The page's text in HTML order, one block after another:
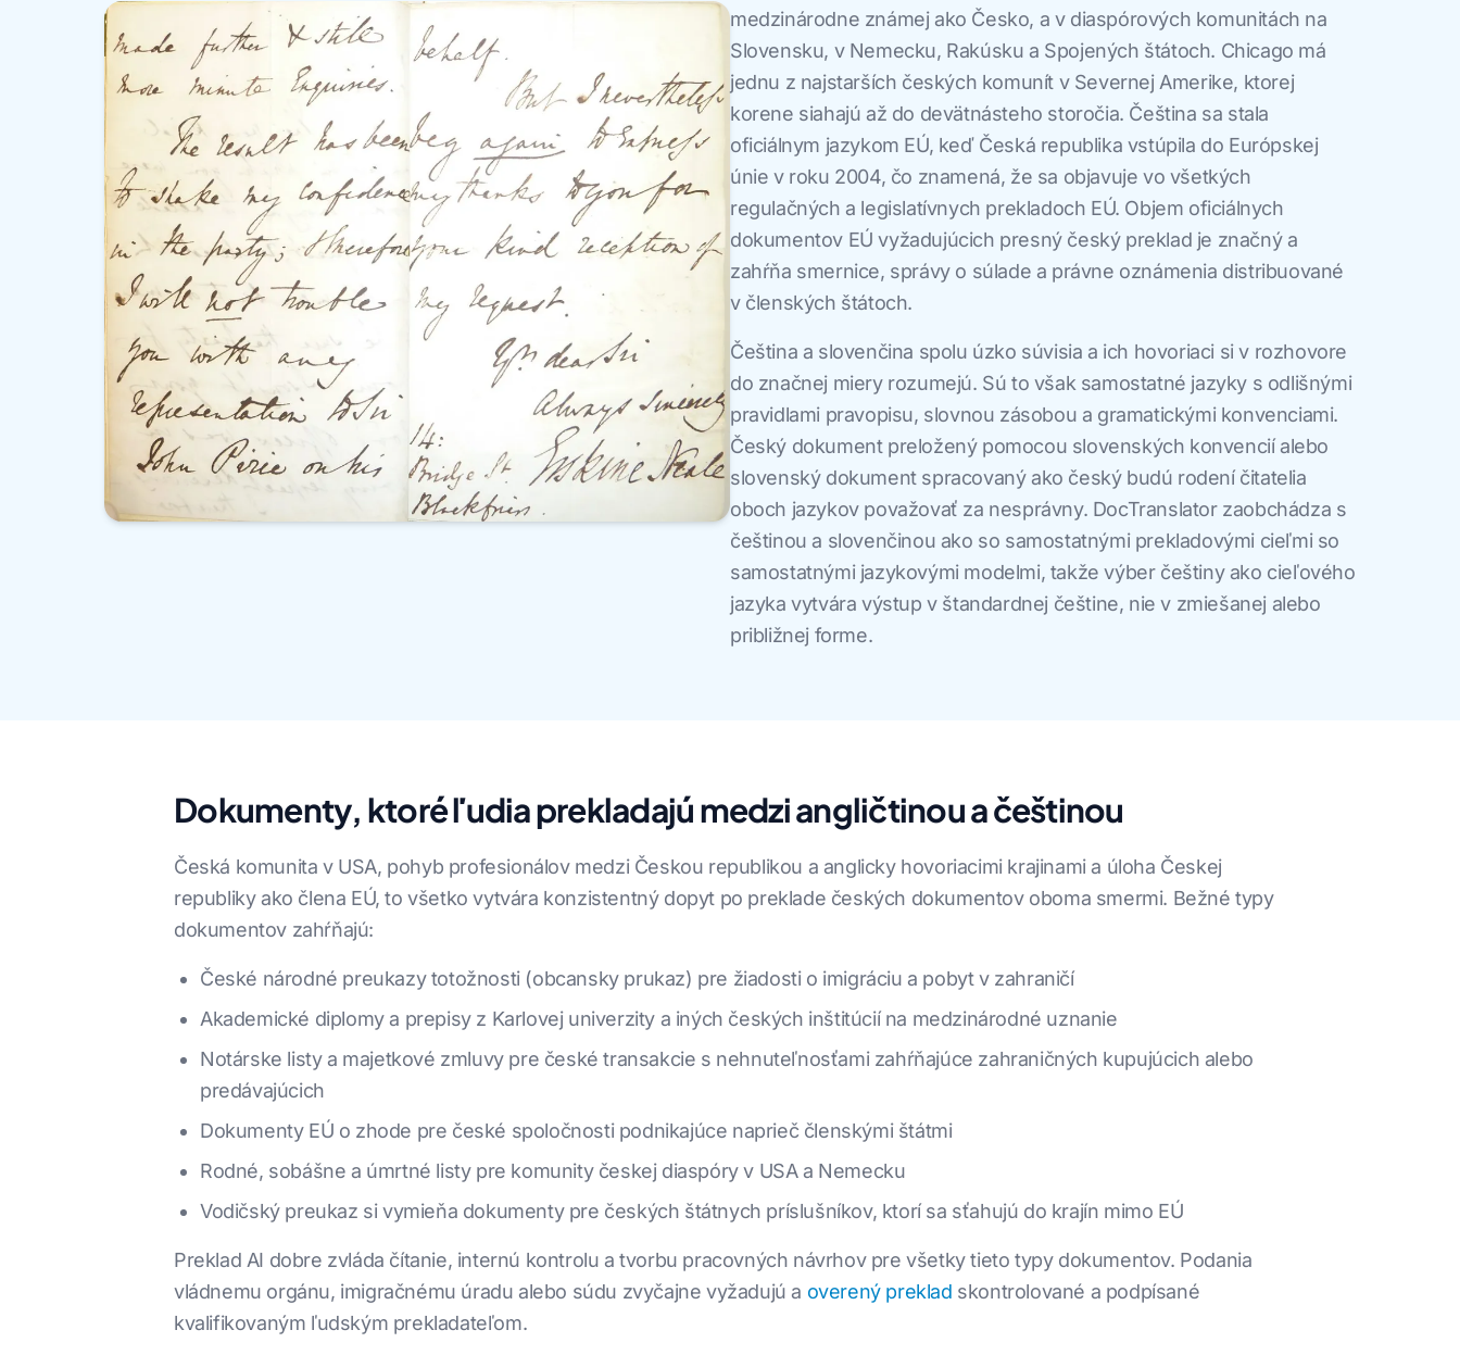
medzinárodne známej ako Česko, a v diaspórových komunitách na
Slovensku, v Nemecku, Rakúsku a Spojených štátoch. Chicago má
jednu z najstarších českých komunít v Severnej Amerike, ktorej
korene siahajú až do devätnásteho storočia. Čeština sa stala
oficiálnym jazykom EÚ, keď Česká republika vstúpila do Európskej
únie v roku 2004, čo znamená, že sa objavuje vo všetkých
regulačných a legislatívnych prekladoch EÚ. Objem oficiálnych
dokumentov EÚ vyžadujúcich presný český preklad je značný a
zahŕňa smernice, správy o súlade a právne oznámenia distribuované
v členských štátoch.
Čeština a slovenčina spolu úzko súvisia a ich hovoriaci si v rozhovore
do značnej miery rozumejú. Sú to však samostatné jazyky s odlišnými
pravidlami pravopisu, slovnou zásobou a gramatickými konvenciami.
Český dokument preložený pomocou slovenských konvencií alebo
slovenský dokument spracovaný ako český budú rodení čitatelia
oboch jazykov považovať za nesprávny. DocTranslator zaobchádza s
češtinou a slovenčinou ako so samostatnými prekladovými cieľmi so
samostatnými jazykovými modelmi, takže výber češtiny ako cieľového
jazyka vytvára výstup v štandardnej češtine, nie v zmiešanej alebo
približnej forme.
Dokumenty, ktoré ľudia prekladajú medzi angličtinou a češtinou
Česká komunita v USA, pohyb profesionálov medzi Českou republikou a anglicky hovoriacimi krajinami a úloha Českej
republiky ako člena EÚ, to všetko vytvára konzistentný dopyt po preklade českých dokumentov oboma smermi. Bežné typy
dokumentov zahŕňajú:
České národné preukazy totožnosti (obcansky prukaz) pre žiadosti o imigráciu a pobyt v zahraničí
Akademické diplomy a prepisy z Karlovej univerzity a iných českých inštitúcií na medzinárodné uznanie
Notárske listy a majetkové zmluvy pre české transakcie s nehnuteľnosťami zahŕňajúce zahraničných kupujúcich alebo
predávajúcich
Dokumenty EÚ o zhode pre české spoločnosti podnikajúce naprieč členskými štátmi
Rodné, sobášne a úmrtné listy pre komunity českej diaspóry v USA a Nemecku
Vodičský preukaz si vymieňa dokumenty pre českých štátnych príslušníkov, ktorí sa sťahujú do krajín mimo EÚ
Preklad AI dobre zvláda čítanie, internú kontrolu a tvorbu pracovných návrhov pre všetky tieto typy dokumentov. Podania
vládnemu orgánu, imigračnému úradu alebo súdu zvyčajne vyžadujú a overený preklad skontrolované a podpísané
kvalifikovaným ľudským prekladateľom.